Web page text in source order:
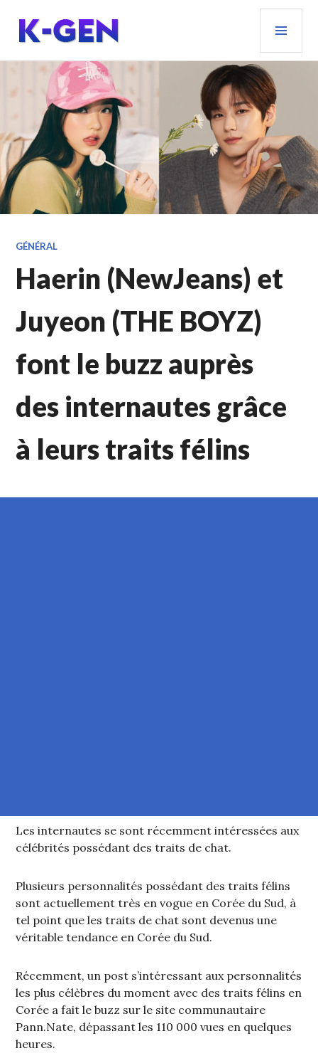
contenu
principal
K-GEN
GÉNÉRAL
Haerin (NewJeans) et
Juyeon (THE BOYZ)
font le buzz auprès
des internautes grâce
à leurs traits félins
Les internautes se sont récemment intéressées aux
célébrités possédant des traits de chat.
Plusieurs personnalités possédant des traits félins
sont actuellement très en vogue en Corée du Sud, à
tel point que les traits de chat sont devenus une
véritable tendance en Corée du Sud.
Récemment, un post s’intéressant aux personnalités
les plus célèbres du moment avec des traits félins en
Corée a fait le buzz sur le site communautaire
Pann.Nate, dépassant les 110 000 vues en quelques
heures.